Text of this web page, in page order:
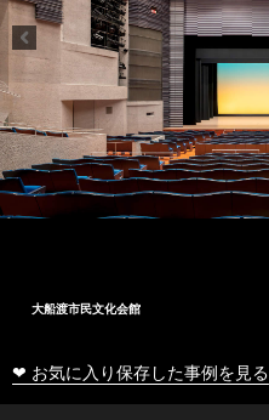
大船渡市民文化会館
❤ お気に入り保存した事例を見る